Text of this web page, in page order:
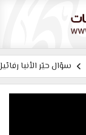
سؤال حيّر الأنبا